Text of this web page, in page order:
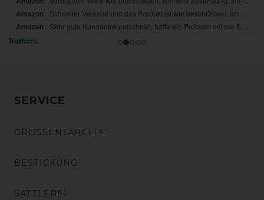
SERVICE
GRÖSSENTABELLE
BESTICKUNG
SATTLEREI